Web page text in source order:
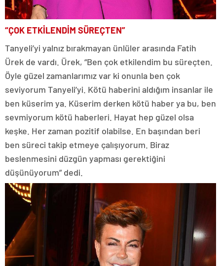
“ÇOK ETKİLENDİM SÜREÇTEN”
Tanyeli’yi yalnız bırakmayan ünlüler arasında Fatih
Ürek de vardı. Ürek, “Ben çok etkilendim bu süreçten.
Öyle güzel zamanlarımız var ki onunla ben çok
seviyorum Tanyeli’yi. Kötü haberini aldığım insanlar ile
ben küserim ya. Küserim derken kötü haber ya bu, ben
sevmiyorum kötü haberleri. Hayat hep güzel olsa
keşke. Her zaman pozitif olabilse. En başından beri
ben süreci takip etmeye çalışıyorum. Biraz
beslenmesini düzgün yapması gerektiğini
düşünüyorum” dedi.